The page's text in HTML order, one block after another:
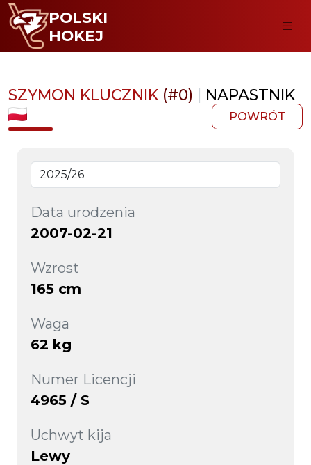
POLSKI
HOKEJ
SZYMON KLUCZNIK (#0) | NAPASTNIK
POWRÓT
Data urodzenia
2007-02-21
Wzrost
165 cm
Waga
62 kg
Numer Licencji
4965 / S
Uchwyt kija
Lewy